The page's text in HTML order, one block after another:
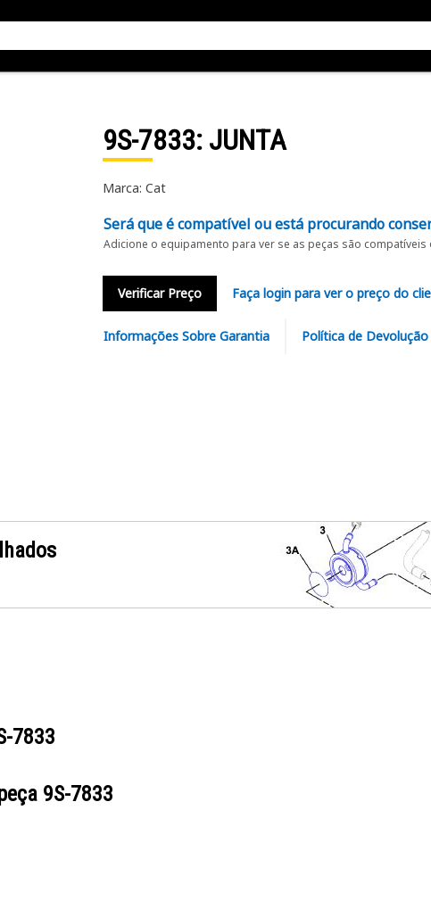
9S-7833: JUNTA
Marca: Cat
Será que é compatível ou está procurando
Adicione o equipamento para ver se as peças são
Verificar Preço Faça login para ver o preço do
Informações Sobre Garantia Política de Devolução
7833
9S-7833